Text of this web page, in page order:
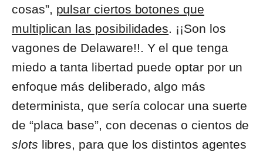
cosas”, pulsar ciertos botones que
multiplican las posibilidades. ¡¡Son los
vagones de Delaware!!. Y el que tenga
miedo a tanta libertad puede optar por un
enfoque más deliberado, algo más
determinista, que sería colocar una suerte
de “placa base”, con decenas o cientos de
slots libres, para que los distintos agentes